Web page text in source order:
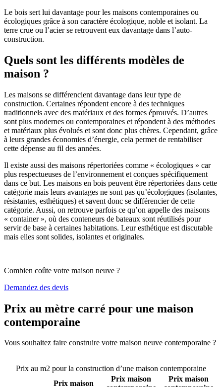
Le bois sert lui davantage pour les maisons contemporaines ou
écologiques grâce à son caractère écologique, noble et isolant. La
terre crue ou l’acier se retrouvent eux davantage dans l’auto-
construction.
Quels sont les différents modèles de
maison ?
Les maisons se différencient davantage dans leur type de
construction. Certaines répondent encore à des techniques
traditionnels avec des matériaux et des formes éprouvés. D’autres
sont plus modernes ou contemporaines et répondent à des méthodes
et matériaux plus évolués et sont donc plus chères. Cependant, grâce
à leurs grandes économies d’énergie, cela permet de rentabiliser
cette dépense au fil des années.
Il existe aussi des maisons répertoriées comme « écologiques » car
plus respectueuses de l’environnement et conçues spécifiquement
dans ce but. Les maisons en bois peuvent être répertoriées dans cette
catégorie mais leurs avantages ne sont pas qu’écologiques (isolantes,
résistantes, esthétiques) et savent donc se différencier de cette
catégorie. Aussi, on retrouve parfois ce qu’on appelle des maisons
« container », où des conteneurs de bateaux sont réutilisés pour
servir de base à certaines habitations. Leur esthétique est discutable
mais elles sont solides, isolantes et originales.
Combien coûte votre maison neuve ?
Demandez des devis
Prix au mètre carré pour une maison
contemporaine
Vous souhaitez faire construire votre maison neuve contemporaine ?
Prix au m2 pour la construction d’une maison contemporaine
Prix maison
Prix maison
Prix maison